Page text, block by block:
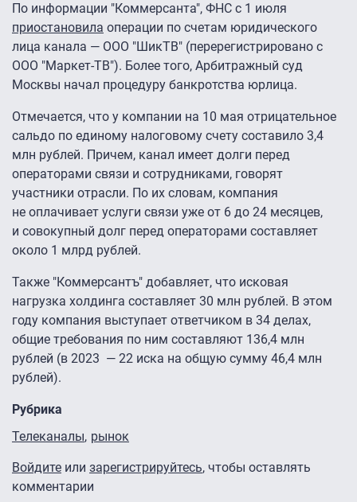
По информации "Коммерсанта", ФНС с 1 июля
приостановила операции по счетам юридического
лица канала — ООО "ШикТВ" (перерегистрировано с
ООО "Маркет-ТВ"). Более того, Арбитражный суд
Москвы начал процедуру банкротства юрлица.
Отмечается, что у компании на 10 мая отрицательное
сальдо по единому налоговому счету составило 3,4
млн рублей. Причем, канал имеет долги перед
операторами связи и сотрудниками, говорят
участники отрасли. По их словам, компания
не оплачивает услуги связи уже от 6 до 24 месяцев,
и совокупный долг перед операторами составляет
около 1 млрд рублей.
Также "Коммерсантъ" добавляет, что исковая
нагрузка холдинга составляет 30 млн рублей. В этом
году компания выступает ответчиком в 34 делах,
общие требования по ним составляют 136,4 млн
рублей (в 2023 — 22 иска на общую сумму 46,4 млн
рублей).
Рубрика
Телеканалы рынок
Войдите или зарегистрируйтесь, чтобы оставлять
комментарии